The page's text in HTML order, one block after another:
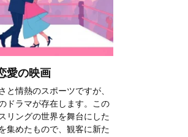
愛の映画
と情熱のスポーツですが、
ドラマが存在します。この
リングの世界を舞台にした
集めたもので、観客に新た